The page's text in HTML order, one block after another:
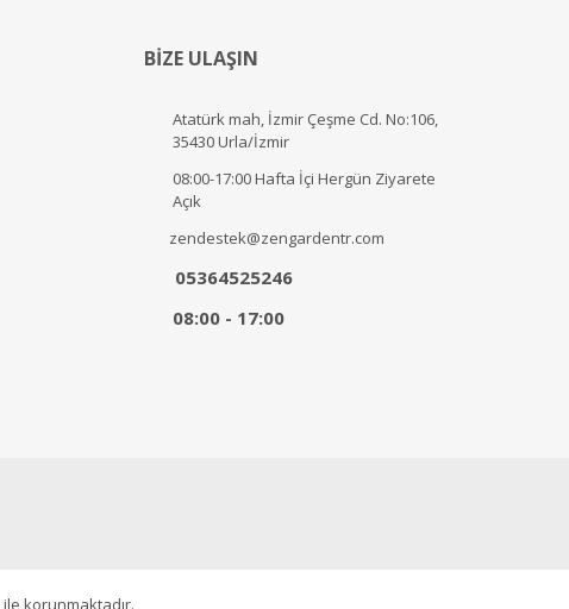
BİZE ULAŞIN
Atatürk mah, İzmir Çeşme Cd. No:106,
35430 Urla/İzmir
08:00-17:00 Hafta İçi Hergün Ziyarete
Açık
zendestek@zengardentr.com
05364525246
08:00 - 17:00
korunmaktadır.